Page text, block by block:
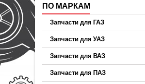
ПО МАРКАМ
Запчасти для ГАЗ
Запчасти для УАЗ
Запчасти для ВАЗ
Запчасти для ПАЗ